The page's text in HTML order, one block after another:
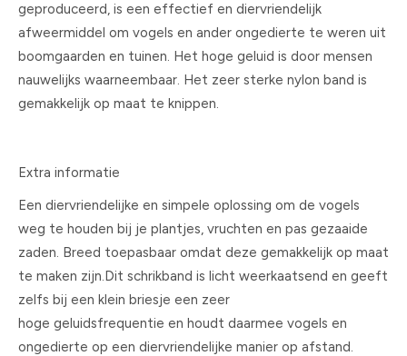
geproduceerd, is een effectief en diervriendelijk
afweermiddel om vogels en ander ongedierte te weren uit
boomgaarden en tuinen. Het hoge geluid is door mensen
nauwelijks waarneembaar. Het zeer sterke nylon band is
gemakkelijk op maat te knippen.
Extra informatie
Een diervriendelijke en simpele oplossing om de vogels
weg te houden bij je plantjes, vruchten en pas gezaaide
zaden. Breed toepasbaar omdat deze gemakkelijk op maat
te maken zijn.Dit schrikband is licht weerkaatsend en geeft
zelfs bij een klein briesje een zeer
hoge geluidsfrequentie en houdt daarmee vogels en
ongedierte op een diervriendelijke manier op afstand.